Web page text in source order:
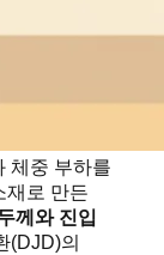
체중 부하를
재로 만든
께와 진입
(DJD)의